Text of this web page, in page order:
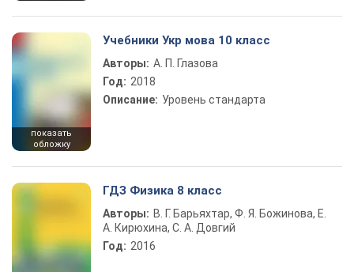
показать
обложку
Учебники Укр мова 10 класс
Авторы: А. П. Глазова
Год: 2018
Описание: Уровень стандарта
ГДЗ Физика 8 класс
Авторы: В. Г. Барьяхтар, Ф. Я. Божинова, Е.
А. Кирюхина, С. А. Довгий
Год: 2016